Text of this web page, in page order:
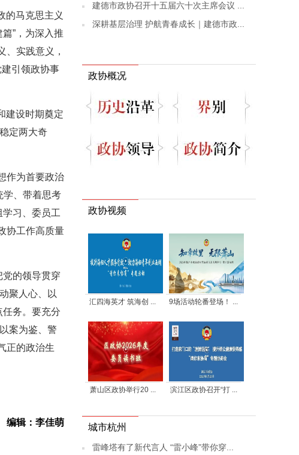
的马克思主义
”，为深入推
实践意义，
建引领政协事
建设时期奠定
定两大奇
作为首要政治
学、带着思考
习、委员工
协工作高质量
党的领导贯穿
聚人心、以
任务。要充分
案为鉴、警
正的政治生
编辑：李佳萌
建德市政协召开十五届六十次主席会议 ...
深耕基层治理 护航青春成长｜建德市政...
政协概况
政协视频
汇四海英才 筑海创 ... 9场活动轮番登场！ ...
萧山区政协举行20 ... 滨江区政协召开“打 ...
城市杭州
雷峰塔有了新代言人 “雷小峰”带你穿...